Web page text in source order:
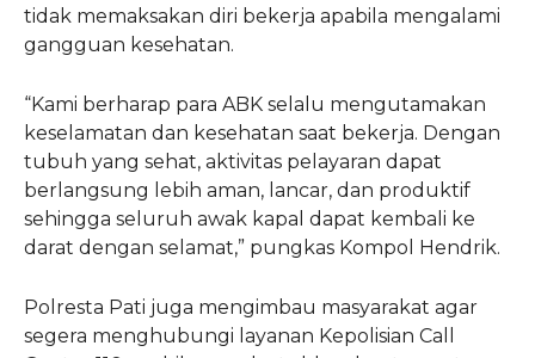
tidak memaksakan diri bekerja apabila mengalami
gangguan kesehatan.
“Kami berharap para ABK selalu mengutamakan
keselamatan dan kesehatan saat bekerja. Dengan
tubuh yang sehat, aktivitas pelayaran dapat
berlangsung lebih aman, lancar, dan produktif
sehingga seluruh awak kapal dapat kembali ke
darat dengan selamat,” pungkas Kompol Hendrik.
Polresta Pati juga mengimbau masyarakat agar
segera menghubungi layanan Kepolisian Call